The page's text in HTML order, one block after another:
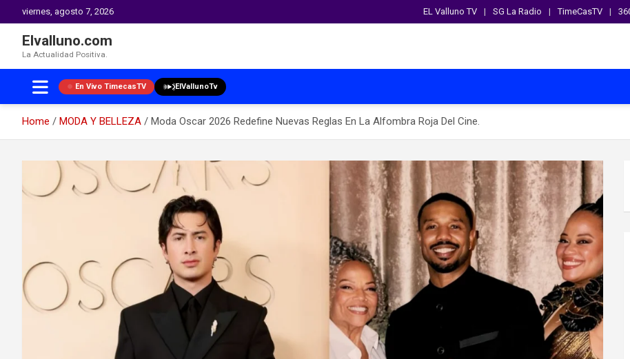
viernes, agosto 7, 2026 EL Valluno TV SG La Radio TimeCasTV
Elvalluno.com
La Actualidad Positiva.
En Vivo TimecasTV ElVallunoTv
Home MODA Y BELLEZA
Moda Oscar 2026 Redefine Nuevas Reglas En La Alfombra Roja Del Cine.